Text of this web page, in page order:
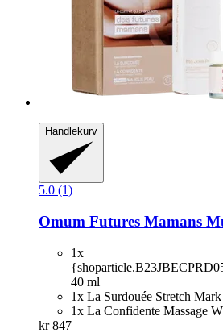
Handlekurv
5.0 (1)
Omum Futures Mamans
1x
40 ml
1x La Surdouée Stretch
1x La Confidente Massage
kr 847